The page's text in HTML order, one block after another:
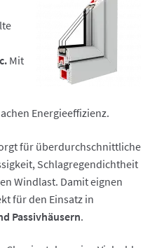
Mit
Energieeffizienz.
für überdurchschnittliche
Schlagregendichtheit
Windlast. Damit eignen
für den Einsatz in
Passivhäusern.